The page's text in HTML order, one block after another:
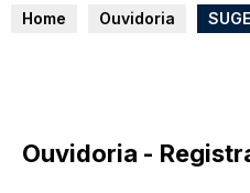
Home
Ouvidoria
Ouvidoria -